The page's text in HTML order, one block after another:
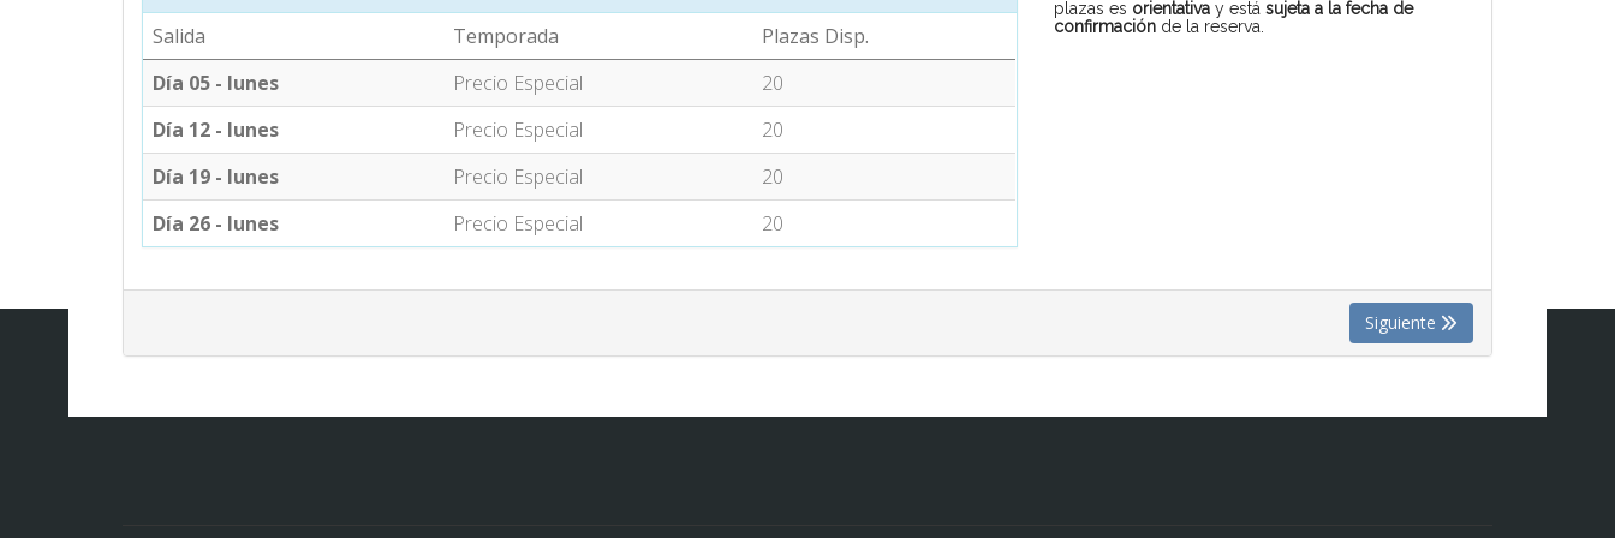
Salida
Temporada
Plazas Disp.
Día 05 - lunes
Precio Especial
20
Día 12 - lunes
Precio Especial
20
Día 19 - lunes
Precio Especial
20
Día 26 - lunes
Precio Especial 20
plazas es orientativay está sujeta a la fecha de
confirmaciónde la reserva.
Siguiente